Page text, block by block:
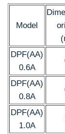
Model
DPF(AA)
0.6A
DPF(AA)
0.8A
DPF(AA)
1.0A